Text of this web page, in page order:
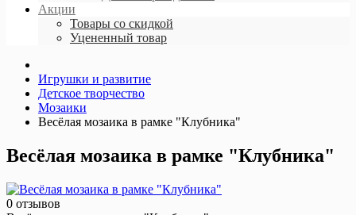
Акции
Товары со скидкой
Уцененный товар
Игрушки и развитие
Детское творчество
Мозаики
Весёлая мозаика в рамке "Клубника"
Весёлая мозаика в рамке "Клубника"
0 отзывов